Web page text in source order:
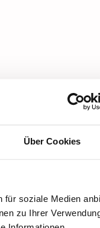
Über Cookies
für soziale Medien
zu Ihrer